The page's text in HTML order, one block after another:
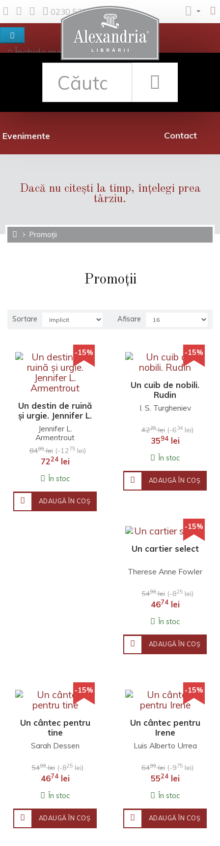
0230 530 342
Închide meniul
Evenimente
Rețea librării
Contact
Dacă nu citești la timp, înțelegi prea
târziu.
Promoții
Promoții
Sortare Afisare
-15%
Un destin de ruină
și urgie. Jennifer L.
Armentrout
Jennifer L.
Armentrout
8499lei (-1275lei)
7224lei
În stoc
ADAUGĂ ÎN COŞ
-15%
Un cuib de nobili.
Rudin
I. S. Turgheniev
4228lei (-634 lei)
3594lei
În stoc
ADAUGĂ ÎN COŞ
-15%
Un cartier select
Therese Anne Fowler
5499lei (-825 lei)
4674lei
În stoc
ADAUGĂ ÎN COŞ
-15%
Un cântec pentru
tine
Sarah Dessen
5499lei (-825 lei)
4674lei
În stoc
ADAUGĂ ÎN COŞ
-15%
Un cântec pentru
Irene
Luis Alberto Urrea
6499lei (-975 lei)
5524lei
În stoc
ADAUGĂ ÎN COŞ